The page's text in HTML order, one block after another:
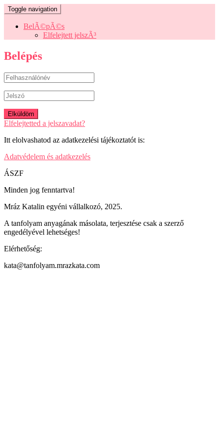
Toggle navigation
BelÃ©pÃ©s
Elfelejtett jelszÃ³
Belépés
Elfelejtetted a jelszavadat?
Itt elolvashatod az adatkezelési tájékoztatót is:
Adatvédelem és adatkezelés
ÁSZF
Minden jog fenntartva!
Mráz Katalin egyéni vállalkozó, 2025.
A tanfolyam anyagának másolata, terjesztése csak a szerző
engedélyével lehetséges!
Elérhetőség:
kata@tanfolyam.mrazkata.com